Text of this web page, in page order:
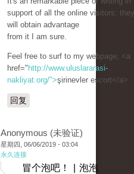
support of all the online visitors; they
will obtain advantage
from it I am sure.
Feel free to surf to my webpage; <a
href=" http://www.uluslararasi-
nakliyat.org/">şirinevler escort</a>
回复
Anonymous (未验证)
星期四, 06/06/2019 - 03:04
永久连接
冒个泡吧！ | 泡泡